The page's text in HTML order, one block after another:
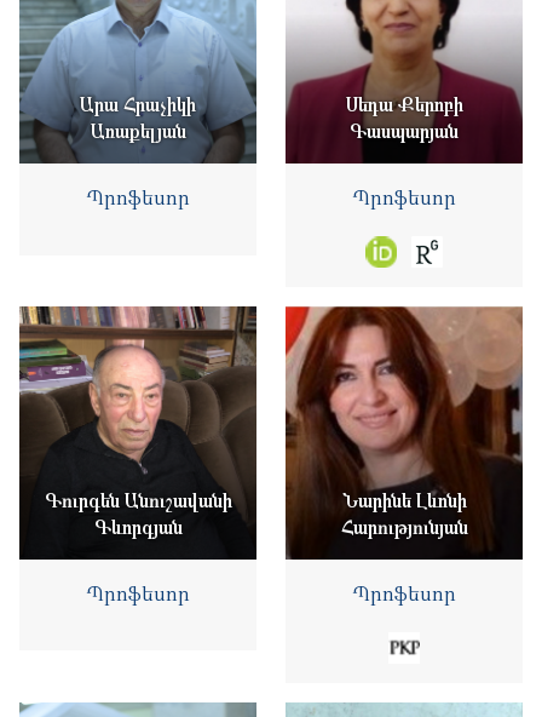
Արա Հրաչիկի
Առաքելյան
Պրոֆեսոր
Սեդա Քերոբի
Գասպարյան
Պրոֆեսոր
Գուրգեն Անուշավանի
Գևորգյան
Պրոֆեսոր
Նարինե Լևոնի
Հարությունյան
Պրոֆեսոր